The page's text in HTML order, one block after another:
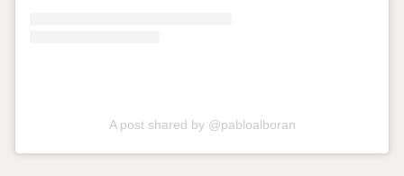
A post shared by @pabloalboran